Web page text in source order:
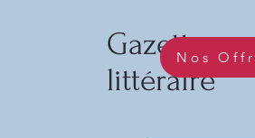
Gazette
littéraire
Nos